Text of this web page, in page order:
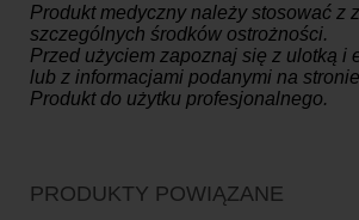
Produkt medyczny należy stosować z
szczególnych środków ostrożności.
Przed użyciem zapoznaj się z ulotką i
lub z informacjami podanymi na
Produkt do użytku profesjonalnego.
PRODUKTY POWIĄZANE